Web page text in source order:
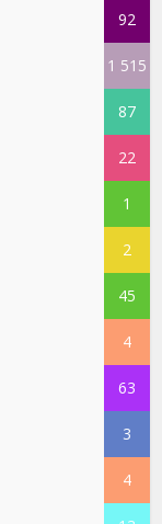
92
1 515
87
22
1
2
45
4
63
3
4